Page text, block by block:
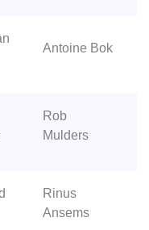
Antoine Bok
Rob
Mulders
Rinus
Ansems